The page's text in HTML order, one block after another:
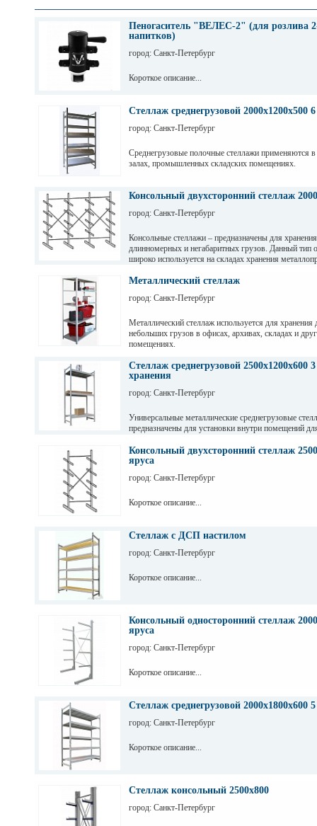
Пеногаситель "ВЕЛЕС-2" (для розлива
напитков)
город: Санкт-Петербург
Короткое описание...
Стеллаж среднегрузовой 2000х1200х500
город: Санкт-Петербург
Среднегрузовые полочные стеллажи применяются
залах, промышленных складских помещениях.
зависимости от длины. Полочные стеллажи состоят
краской. Уровни хранения могут регулировать по
Консольный двухсторонний стеллаж
город: Санкт-Петербург
Консольные стеллажи – предназначены для хранения
длинномерных и негабаритных грузов. Данный тип
широко используется на складах хранения
Металлический стеллаж
город: Санкт-Петербург
Металлический стеллаж используется для хранения
небольших грузов в офисах, архивах, складах и
помещениях.
Стеллаж среднегрузовой 2500х1200х600
хранения
город: Санкт-Петербург
Универсальные металлические среднегрузовые
предназначены для установки внутри помещений
промышленных предприятиях.
Консольный двухсторонний стеллаж
яруса
город: Санкт-Петербург
Короткое описание...
Стеллаж с ДСП настилом
город: Санкт-Петербург
Короткое описание...
Консольный односторонний стеллаж
яруса
город: Санкт-Петербург
Короткое описание...
Стеллаж среднегрузовой 2000х1800х600
город: Санкт-Петербург
Короткое описание...
Стеллаж консольный 2500х800
город: Санкт-Петербург